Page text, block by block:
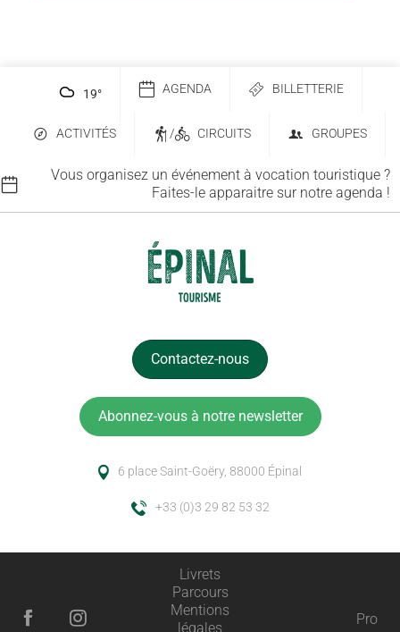
19° AGENDA BILLETTERIE
ACTIVITÉS / CIRCUITS GROUPES
Vous organisez un événement à vocation touristique ?
Faites-le apparaitre sur notre agenda !
Contactez-nous
Abonnez-vous à notre newsletter
6 place Saint-Goëry, 88000 Épinal
+33 (0)3 29 82 53 32
Livrets
Parcours
Mentions
légales
Pro